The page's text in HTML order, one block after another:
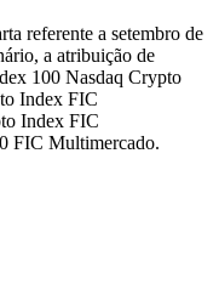
referente a setembro de
a atribuição de
100 Nasdaq Crypto
Index FIC
Index FIC
FIC Multimercado.